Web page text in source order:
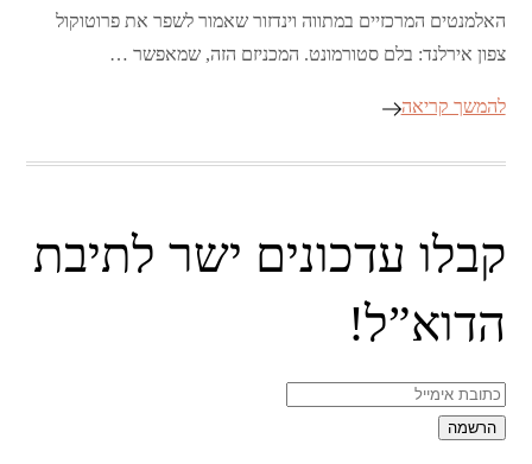
האלמנטים המרכזיים במתווה וינדזור שאמור לשפר את פרוטוקול
צפון אירלנד: בלם סטורמונט. המכניזם הזה, שמאפשר …
להמשך קריאה
קבלו עדכונים ישר לתיבת
הדוא”ל!